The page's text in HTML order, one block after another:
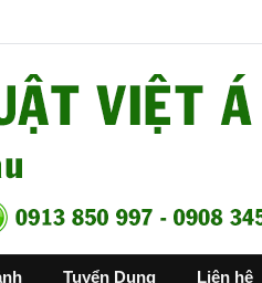
Tuyển Dụng Liên hệ